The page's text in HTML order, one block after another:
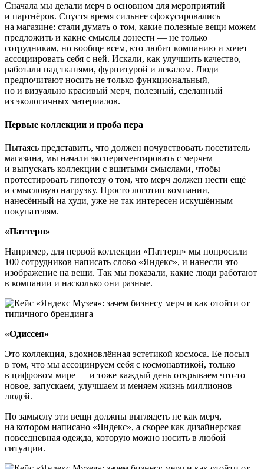
Сначала мы делали мерч в основном для мероприятий
и партнёров. Спустя время сильнее сфокусировались
на магазине: стали думать о том, какие полезные вещи можем
предложить и какие смыслы донести — не только
сотрудникам, но вообще всем, кто любит компанию и хочет
ассоциировать себя с ней. Искали, как улучшить качество,
работали над тканями, фурнитурой и лекалом. Люди
предпочитают носить не только функциональный,
но и визуально красивый мерч, полезный, сделанный
из экологичных материалов.
Первые коллекции и проба пера
Пытаясь представить, что должен почувствовать посетитель
магазина, мы начали экспериментировать с мерчем
и выпускать коллекции с вшитыми смыслами, чтобы
протестировать гипотезу о том, что мерч должен нести ещё
и смысловую нагрузку. Просто логотип компании,
нанесённый на худи, уже не так интересен искушённым
покупателям.
«Паттерн»
Например, для первой коллекции «Паттерн» мы попросили
100 сотрудников написать слово «Яндекс», и нанесли это
изображение на вещи. Так мы показали, какие люди работают
в компании и насколько они разные.
«Одиссея»
Это коллекция, вдохновлённая эстетикой космоса. Ее посыл
в том, что мы ассоциируем себя с космонавтикой, только
в цифровом мире — и тоже каждый день открываем что-то
новое, запускаем, улучшаем и меняем жизнь миллионов
людей.
По замыслу эти вещи должны выглядеть не как мерч,
на котором написано «Яндекс», а скорее как дизайнерская
повседневная одежда, которую можно носить в любой
ситуации.